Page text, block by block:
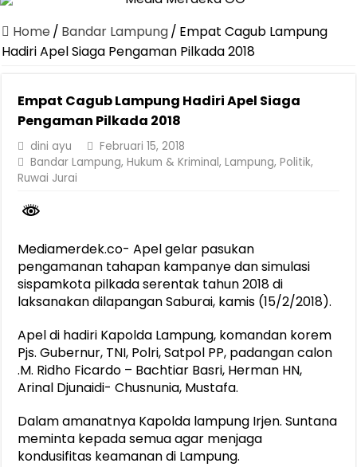
Canangkan Desa TAPIS dan Luncurkan Sekolah Lansia di
Pemprov Lampung Berhasil Kendalikan Inflasi, Jadi Provinsi
Dirut Jasa Raharja Dampingi Wamenhub Tinjau Penanganan
Pastikan Pelayanan Maksimal, Direksi Jasa Raharja Tinjau Korban
Dirut Jasa Raharja Dampingi Wamenhub Tinjau Penanganan
Jasa Raharja Jamin Seluruh Korban Kebakaran KM Mutiara
Gubernur Mirza Ajak IAI Darul Fattah Cetak SDM Adaptif
Home / Bandar Lampung/ Empat Cagub Lampung
Hadiri Apel Siaga Pengaman Pilkada 2018
Empat Cagub Lampung Hadiri Apel Siaga
Pengaman Pilkada 2018
dini ayu
Februari 15, 2018
Bandar Lampung,Hukum & Kriminal,Lampung,Politik,
Ruwai Jurai
Mediamerdek.co- Apel gelar pasukan
pengamanan tahapan kampanye dan simulasi
sispamkota pilkada serentak tahun 2018 di
laksanakan dilapangan Saburai, kamis (15/2/2018).
Apel di hadiri Kapolda Lampung, komandan korem
Pjs. Gubernur, TNI, Polri, Satpol PP, padangan calon
.M. Ridho Ficardo – Bachtiar Basri, Herman HN,
Arinal Djunaidi- Chusnunia, Mustafa.
Dalam amanatnya Kapolda lampung Irjen. Suntana
meminta kepada semua agar menjaga
kondusifitas keamanan di Lampung.